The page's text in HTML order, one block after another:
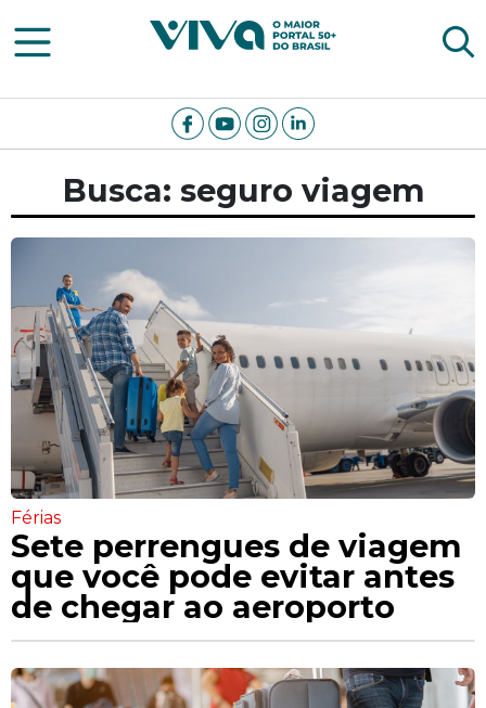
Viva Notícias
Busca: seguro viagem
Férias
Sete perrengues de viagem
que você pode evitar antes
de chegar ao aeroporto